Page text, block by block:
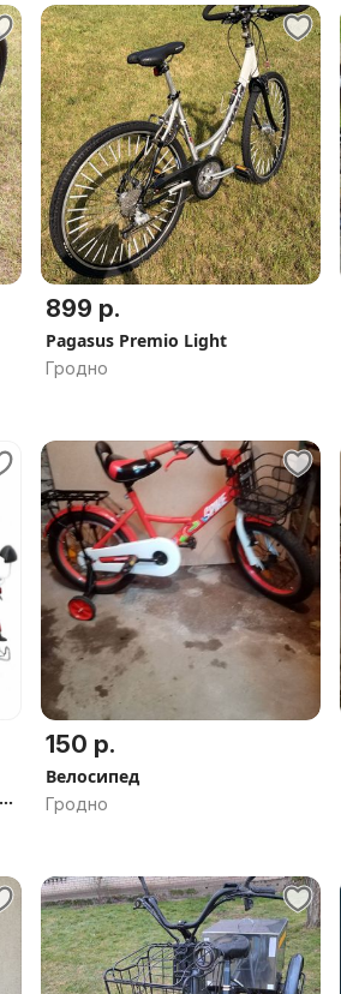
899 р.
Pagasus Premio Light
Гродно
150 р.
Велосипед
Гродно